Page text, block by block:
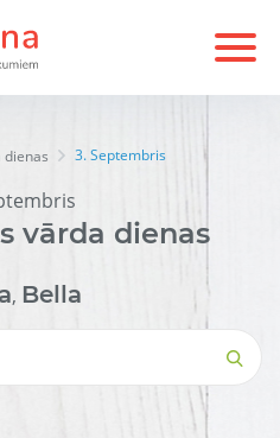
dienas 3. Septembris
vārda dienas
, Bella